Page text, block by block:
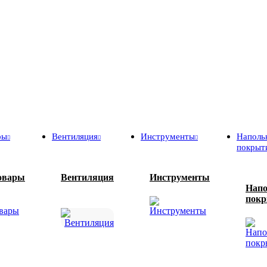
Вентиляция
Вентиляция
Инструменты
Инструменты